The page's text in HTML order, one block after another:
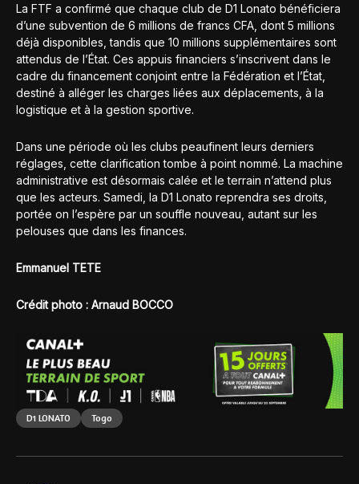
La FTF a confirmé que chaque club de D1 Lonato bénéficiera
d’une subvention de 6 millions de francs CFA, dont 5 millions
déjà disponibles, tandis que 10 millions supplémentaires sont
attendus de l’État. Ces appuis financiers s’inscrivent dans le
cadre du financement conjoint entre la Fédération et l’État,
destiné à alléger les charges liées aux déplacements, à la
logistique et à la gestion sportive.
Dans une période où les clubs peaufinent leurs derniers
réglages, cette clarification tombe à point nommé. La machine
administrative est désormais calée et le terrain n’attend plus
que les acteurs. Samedi, la D1 Lonato reprendra ses droits,
portée on l’espère par un souffle nouveau, autant sur les
pelouses que dans les finances.
Emmanuel TETE
Crédit photo : Arnaud BOCCO
D1 LONATO Togo